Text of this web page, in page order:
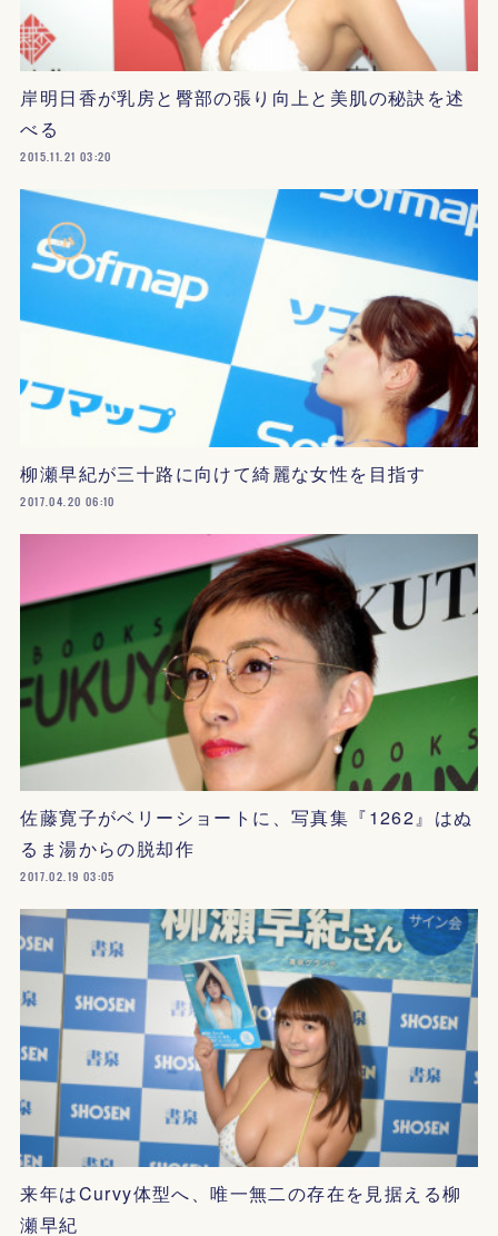
岸明日香が乳房と臀部の張り向上と美肌の秘訣を述
べる
2015.11.21 03:20
柳瀬早紀が三十路に向けて綺麗な女性を目指す
2017.04.20 06:10
佐藤寛子がベリーショートに、写真集『1262』はぬ
るま湯からの脱却作
2017.02.19 03:05
来年はCurvy体型へ、唯一無二の存在を見据える柳
瀬早紀